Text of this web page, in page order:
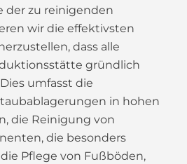
der zu reinigenden
wir die effektivsten
dass alle
gründlich
umfasst die
in hohen
die Reinigung von
die besonders
Pflege von Fußböden,